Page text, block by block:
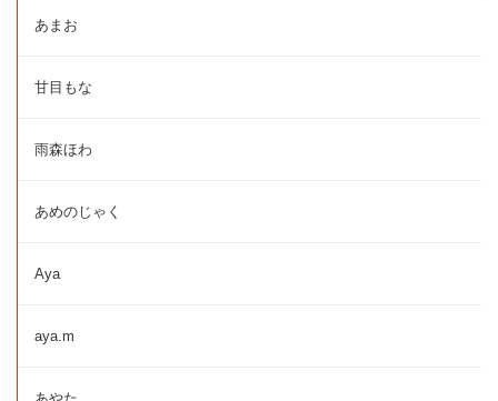
あまお
甘目もな
雨森ほわ
あめのじゃく
Aya
aya.m